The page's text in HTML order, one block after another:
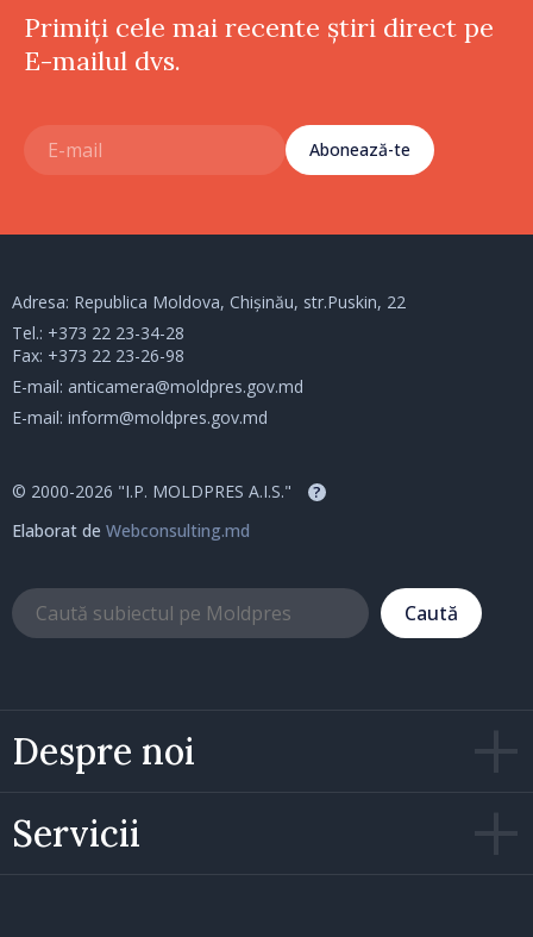
Primiți cele mai recente știri direct pe
E-mailul dvs.
Abonează-te
Despre noi
Servicii
Adresa: Republica Moldova, Chișinău, str.Puskin, 22
Tel.: +373 22 23-34-28
Fax: +373 22 23-26-98
E-mail: anticamera@moldpres.gov.md
E-mail: inform@moldpres.gov.md
© 2000-2026 "I.P. MOLDPRES A.I.S." ?
Elaborat de Webconsulting.md
Caută